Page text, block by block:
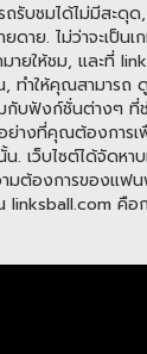
รับชมได้ไม่มีสะ
าย. ไม่ว่าจะเป็น
ยให้ชม, และที่
ทำให้คุณสามาร
ฟังก์ชั่นต่างๆ ที่
ย่างที่คุณต้องกา
เว็บไซต์ได้จัดห
มต้องการของ
linksball.com